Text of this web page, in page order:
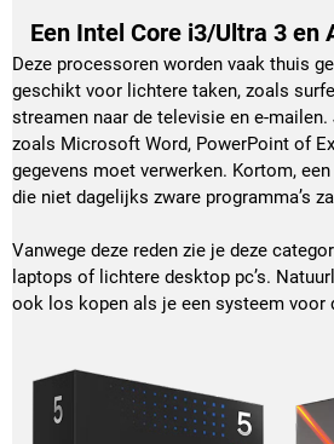
Een Intel Core i3/Ultra 3 en
Deze processoren worden vaak thuis
geschikt voor lichtere taken, zoals
streamen naar de televisie en e-
zoals Microsoft Word, PowerPoint of
gegevens moet verwerken. Kortom,
die niet dagelijks zware programma’s
Vanwege deze reden zie je deze
laptops of lichtere desktop pc’s.
ook los kopen als je een systeem